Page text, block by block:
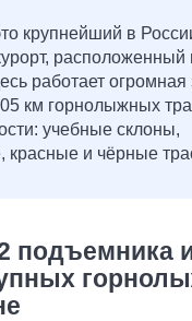
крупнейший в
расположенный
работает огромная
км горнолыжных
учебные склоны,
красные и чёрные
подъемника